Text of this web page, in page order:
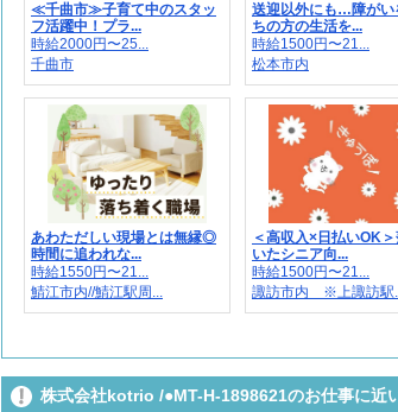
≪千曲市≫子育て中のスタッ
フ活躍中！プラ...
時給2000円〜25...
千曲市
送迎以外にも…障がい
ちの方の生活を...
時給1500円〜21...
松本市内
あわただしい現場とは無縁◎
時間に追われな...
時給1550円〜21...
鯖江市内//鯖江駅周...
＜高収入×日払いOK
いたシニア向...
時給1500円〜21...
諏訪市内 ※上諏訪駅
株式会社kotrio /●MT-H-1898621のお仕事に近